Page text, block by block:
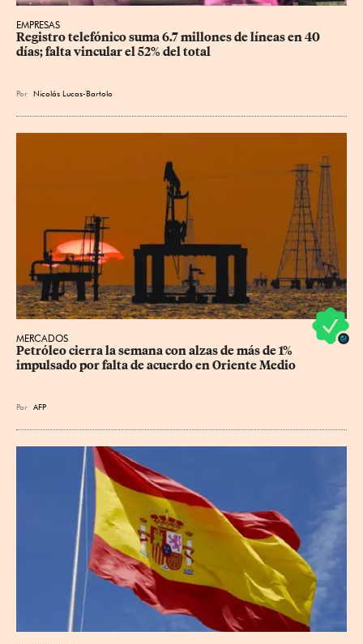
EMPRESAS
Registro telefónico suma 6.7 millones de líneas en 40
días; falta vincular el 52% del total
Por Nicolás Lucas-Bartolo
MERCADOS
Petróleo cierra la semana con alzas de más de 1%
impulsado por falta de acuerdo en Oriente Medio
Por AFP